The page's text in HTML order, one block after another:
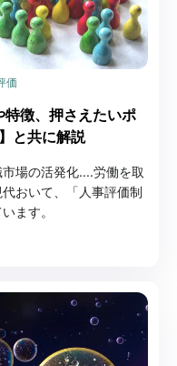
価
特徴、押さえたいポ
と共に解説
場の活発化....労働を取
おいて、「人事評価制
ます。